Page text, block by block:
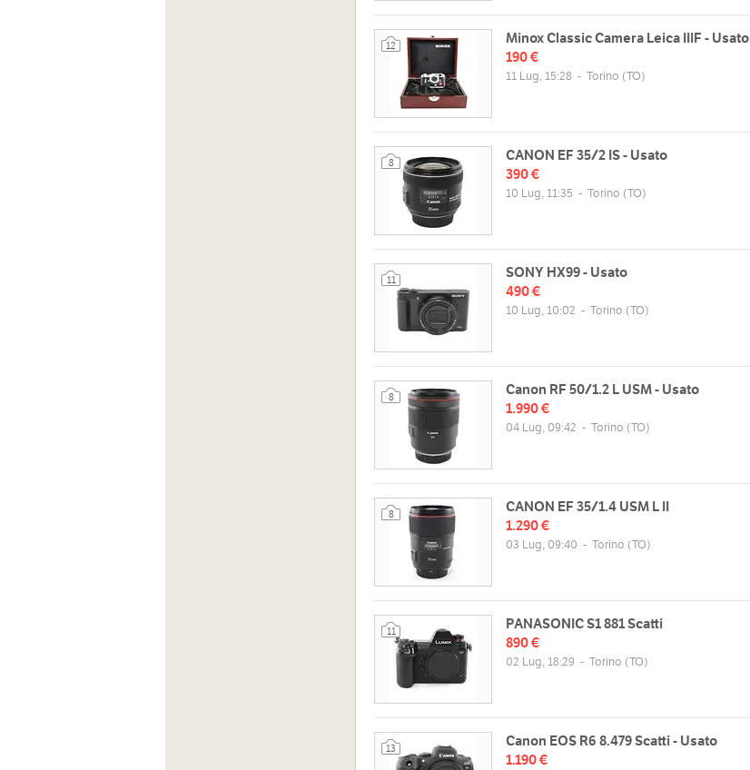
http://www.mcdigital.it
12
Minox Classic Camera Leica IIIF - Usato
190 €
11 Lug, 15:28 - Torino (TO)
8
CANON EF 35/2 IS - Usato
390 €
10 Lug, 11:35 - Torino (TO)
11
SONY HX99 - Usato
490 €
10 Lug, 10:02 - Torino (TO)
8
Canon RF 50/1.2 L USM - Usato
1.990 €
04 Lug, 09:42 - Torino (TO)
8
CANON EF 35/1.4 USM L II
1.290 €
03 Lug, 09:40 - Torino (TO)
11
PANASONIC S1 881 Scatti
890 €
02 Lug, 18:29 - Torino (TO)
13
Canon EOS R6 8.479 Scatti - Usato
1.190 €